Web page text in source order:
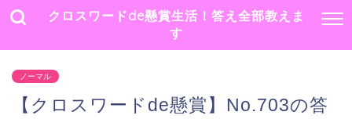
クロスワードde懸賞生活！答え全部教えま
す
ノーマル
【クロスワードde懸賞】No.703の答